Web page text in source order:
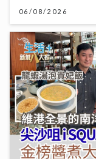
06/08/2026